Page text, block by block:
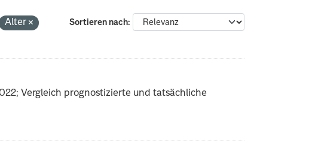
Sortieren nach
Alter
Vergleich prognostizierte und tatsächliche